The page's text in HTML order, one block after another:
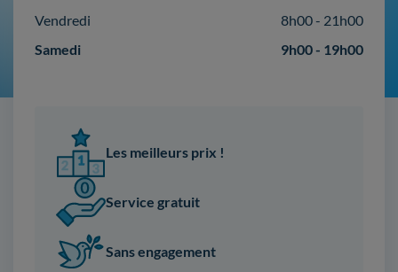
Vendredi
8h00 - 21h00
Samedi
9h00 - 19h00
Les meilleurs prix !
Service gratuit
Sans engagement